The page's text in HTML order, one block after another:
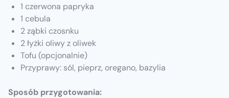
1 czerwona papryka
1 cebula
2 ząbki czosnku
2 łyżki oliwy z oliwek
Tofu (opcjonalnie)
Przyprawy: sól, pieprz, oregano, bazylia
Sposób przygotowania: